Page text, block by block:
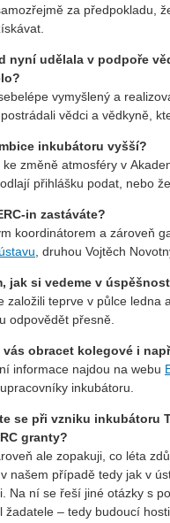
za předpokladu,
nyní udělala v podpoře
vymyšlený a
vědci a vědkyně,
inkubátoru vyšší?
ke změně atmosféry v
přihlášku podat, nebo
in zastáváte?
koordinátorem a zároveň
, druhou Vojtěch
jak si vedeme v
založili teprve v půlce
odpovědět přesně.
vás obracet kolegové i
informace najdou na webu
inkubátoru.
se při vzniku inkubátoru
granty?
ale zopakuji, co léta
našem případě tedy jak v
Na ní se řeší jiné otázky s
žadatele – tedy budoucí